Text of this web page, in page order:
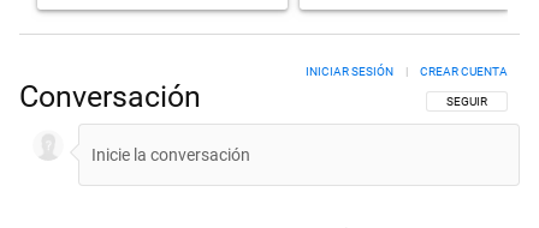
Conversación SIGA ESTA
SEGUIR
INICIAR SESIÓN CREAR CUENTA